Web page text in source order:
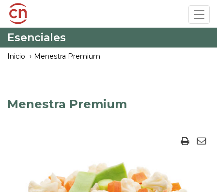
Pasar
contenido
principal
Esenciales
Inicio Menestra Premium
Menestra Premium